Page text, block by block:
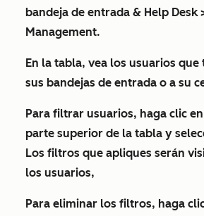
bandeja de entrada & Help Desk
Management.
En la tabla, vea los usuarios que
sus bandejas de entrada o a su
Para filtrar usuarios, haga clic
parte superior de la tabla y
Los filtros que apliques serán
los usuarios,
Para eliminar los filtros, haga